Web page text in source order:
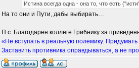
Истина всегда одна - она то, что есть
На то они и Пути, дабы выбирать…
П.с. Благодарен коллеге Грибнику за
«Не вступать в реальную полемику.
Заставить противника оправдываться, а не